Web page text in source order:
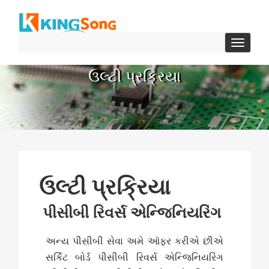
ટૉગલ
સંશોધક
ઉલ્ટી પ્રક્રિયા
ઉલ્ટી પ્રક્રિયા
પીસીબી રિવર્સ એન્જિનિયરિંગ
અન્ય પીસીબી સેવા અમે ઑફર કરીએ છીએ
સર્કિટ બોર્ડ પીસીબી રિવર્સ એન્જિનિયરિંગ